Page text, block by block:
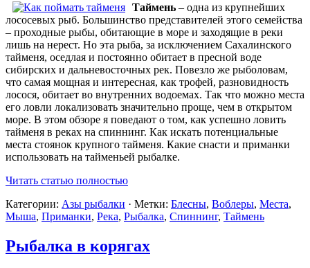
Таймень – одна из крупнейших
лососевых рыб. Большинство представителей этого семейства
– проходные рыбы, обитающие в море и заходящие в реки
лишь на нерест. Но эта рыба, за исключением Сахалинского
тайменя, оседлая и постоянно обитает в пресной воде
сибирских и дальневосточных рек. Повезло же рыболовам,
что самая мощная и интересная, как трофей, разновидность
лосося, обитает во внутренних водоемах. Так что можно места
его ловли локализовать значительно проще, чем в открытом
море. В этом обзоре я поведают о том, как успешно ловить
тайменя в реках на спиннинг. Как искать потенциальные
места стоянок крупного тайменя. Какие снасти и приманки
использовать на тайменьей рыбалке.
Читать статью полностью
Категории: Азы рыбалки · Метки: Блесны, Воблеры, Места,
Мыша, Приманки, Река, Рыбалка, Спиннинг, Таймень
Рыбалка в корягах